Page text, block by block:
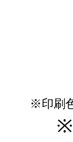
※印刷
※